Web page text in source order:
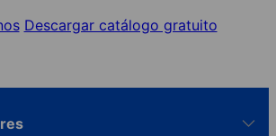
Descargar catálogo gratuito